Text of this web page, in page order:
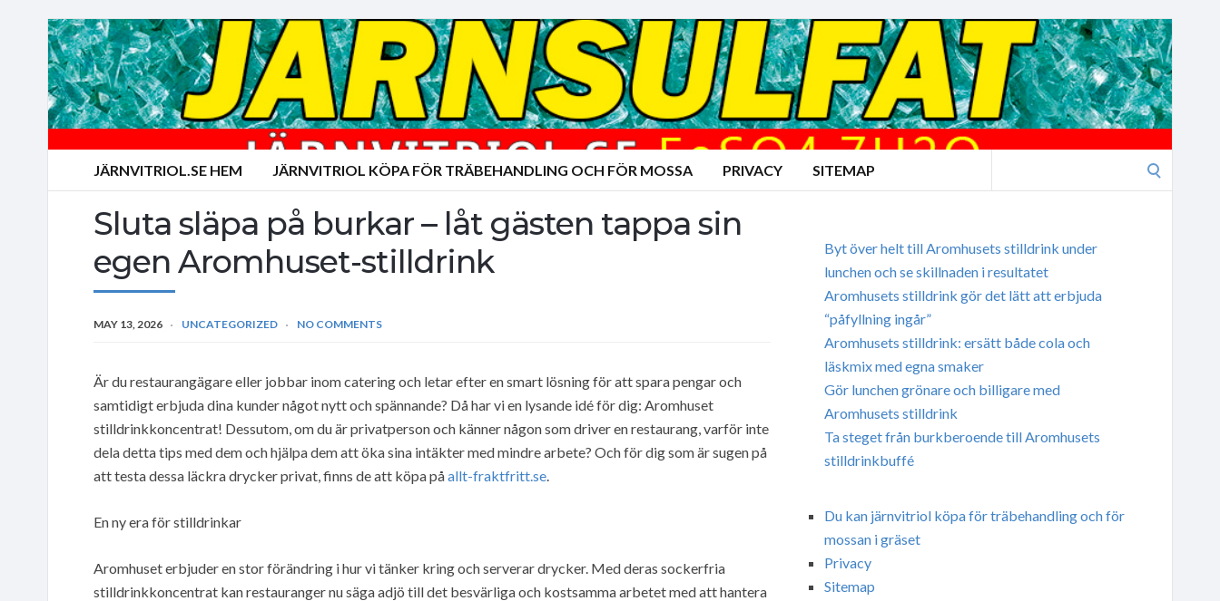
JÄRNVITRIOL.SE HEM JÄRNVITRIOL KÖPA FÖR TRÄBEHANDLING OCH FÖR MOSSA PRIVACY SITEMAP
Sluta släpa på burkar – låt gästen tappa sin
egen Aromhuset-stilldrink
MAY 13, 2026 UNCATEGORIZED NO COMMENTS
Är du restaurangägare eller jobbar inom catering och letar efter en smart lösning för att spara pengar och
samtidigt erbjuda dina kunder något nytt och spännande? Då har vi en lysande idé för dig: Aromhuset
stilldrinkkoncentrat! Dessutom, om du är privatperson och känner någon som driver en restaurang, varför inte
dela detta tips med dem och hjälpa dem att öka sina intäkter med mindre arbete? Och för dig som är sugen på
att testa dessa läckra drycker privat, finns de att köpa påallt-fraktfritt.se.
En ny era för stilldrinkar
Aromhuset erbjuder en stor förändring i hur vi tänker kring och serverar drycker. Med deras sockerfria
stilldrinkkoncentrat kan restauranger nu säga adjö till det besvärliga och kostsamma arbetet med att hantera
Byt över helt till Aromhusets stilldrink under
lunchen och se skillnaden i resultatet
Aromhusets stilldrink gör det lätt att erbjuda
“påfyllning ingår”
Aromhusets stilldrink: ersätt både cola och
läskmix med egna smaker
Gör lunchen grönare och billigare med
Aromhusets stilldrink
Ta steget från burkberoende till Aromhusets
stilldrinkbuffé
Du kan järnvitriol köpa för träbehandling och för
mossan i gräset
Privacy
Sitemap